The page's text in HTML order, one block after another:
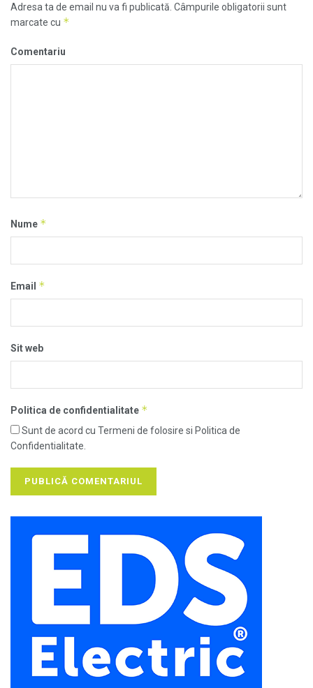
Adresa ta de email nu va fi publicată. Câmpurile obligatorii sunt
marcate cu *
Comentariu
Nume *
Email *
Sit web
Politica de confidentialitate *
Sunt de acord cu Termeni de folosire si Politica de
Confidentialitate.